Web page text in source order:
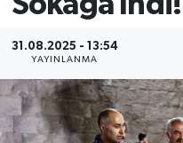
31.08.2025 - 13:54
YAYINLANMA
ÖZEL HABER
RESMİ İLANLAR